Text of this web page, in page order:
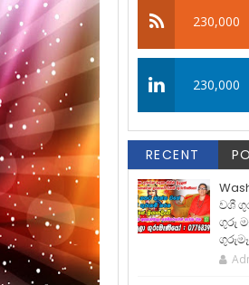
230,000
230,000
RECENT
වශී
ගුරු